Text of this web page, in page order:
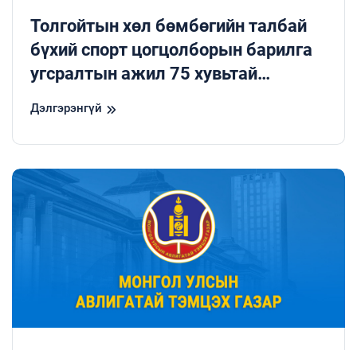
Толгойтын хөл бөмбөгийн талбай
бүхий спорт цогцолборын барилга
угсралтын ажил 75 хувьтай
Дэлгэрэнгүй